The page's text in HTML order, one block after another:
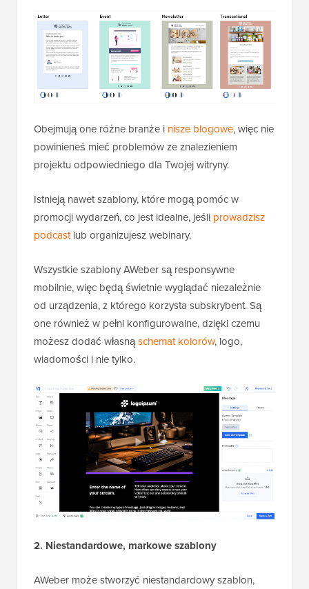
Obejmują one różne branże i nisze blogowe, więc nie
powinieneś mieć problemów ze znalezieniem
projektu odpowiedniego dla Twojej witryny.
Istnieją nawet szablony, które mogą pomóc w
promocji wydarzeń, co jest idealne, jeśli prowadzisz
podcastlub organizujesz webinary.
Wszystkie szablony AWeber są responsywne
mobilnie, więc będą świetnie wyglądać niezależnie
od urządzenia, z którego korzysta subskrybent. Są
one również w pełni konfigurowalne, dzięki czemu
możesz dodać własnąschemat kolorów, logo,
wiadomości i nie tylko.
2. Niestandardowe, markowe szablony
AWeber może stworzyć niestandardowy szablon,